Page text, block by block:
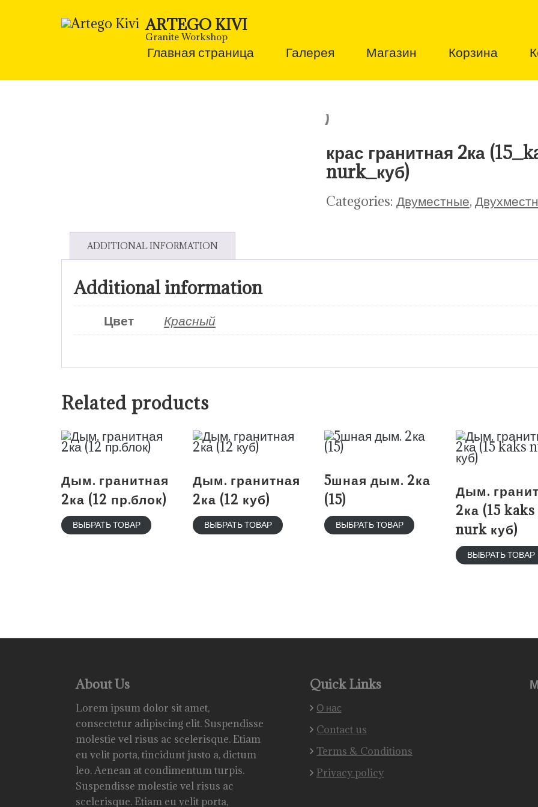
ARTEGO KIVI
Granite Workshop
Главная страница Галерея Магазин Корзина
крас гранитная 2ка
nurk_куб)
Categories: Двуместные,
ADDITIONAL INFORMATION
Additional information
Цвет Красный
Related products
Дым. гранитная
2ка (12 пр.блок)
ВЫБРАТЬ ТОВАР
Дым. гранитная
2ка (12 куб)
ВЫБРАТЬ ТОВАР
5шная дым. 2ка
(15)
ВЫБРАТЬ ТОВАР
Дым.
2ка (15 kaks
nurk куб)
ВЫБРАТЬ ТОВАР
About Us
Lorem ipsum dolor sit amet,
consectetur adipiscing elit. Suspendisse
molestie vel risus ac scelerisque. Etiam
eu velit porta, tincidunt justo a, dictum
leo. Aenean at condimentum turpis.
Suspendisse molestie vel risus ac
scelerisque. Etiam eu velit porta,
Quick Links
О нас
Contact us
Terms & Conditions
Privacy policy